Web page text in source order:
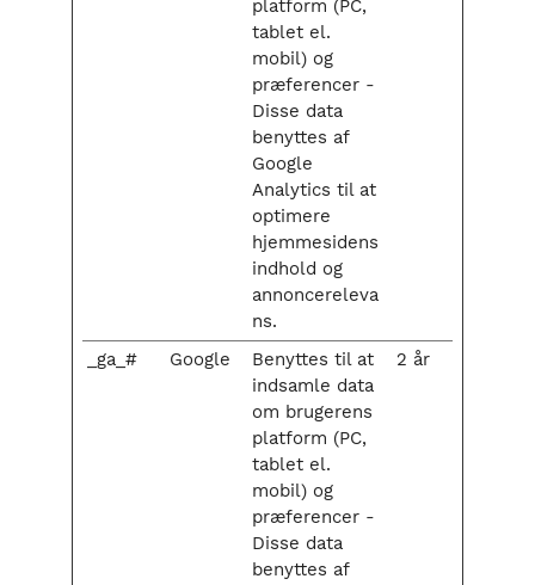
platform (PC,
tablet el.
mobil) og
præferencer -
Disse data
benyttes af
Google
Analytics til at
optimere
hjemmesidens
indhold og
annoncereleva
ns.
_ga_# Google
Benyttes til at
indsamle data
om brugerens
platform (PC,
tablet el.
mobil) og
præferencer -
Disse data
benyttes af
2 år